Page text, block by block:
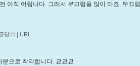
아직 어립니다. 그래서 부끄럼을 많이 타죠. 부끄럼
달기 URL
으로 착각합니다. 쿄쿄쿄